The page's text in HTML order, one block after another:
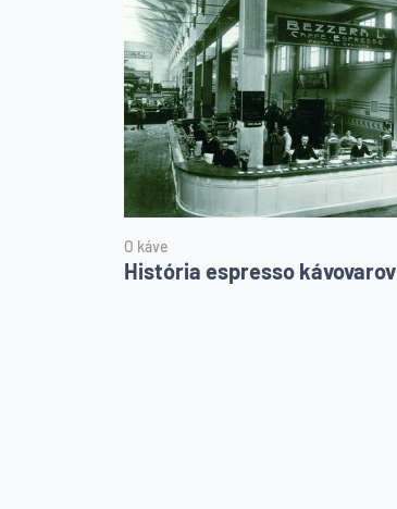
O káve
História espresso kávovarov